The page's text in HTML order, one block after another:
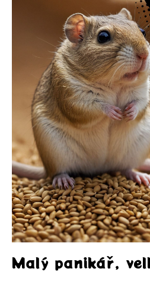
Malý panikář,